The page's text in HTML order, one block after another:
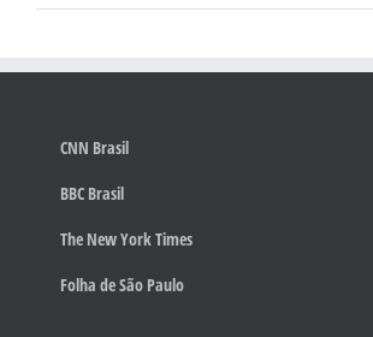
CNN Brasil
BBC Brasil
The New York Times
Folha de São Paulo